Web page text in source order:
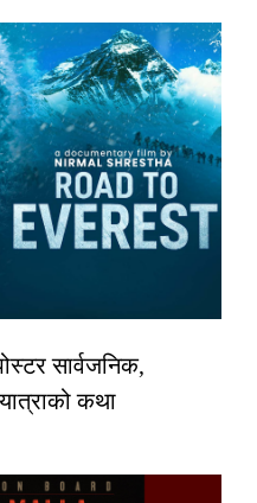
सार्वजनिक,
कथा